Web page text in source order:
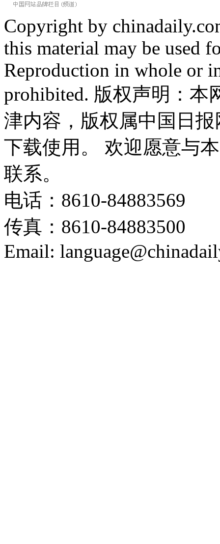
Copyright by
this material may be used
Reproduction in whole or
prohibited. 版权声明：
津内容，版权属中国日
下载使用。 欢迎愿意与
联系。
电话：8610-84883569
传真：8610-84883500
Email: